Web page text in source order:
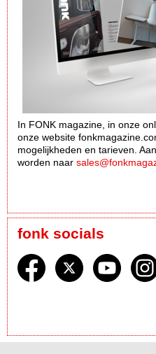
In FONK magazine, in onze
onze website
mogelijkheden en tarieven.
worden naar
fonk socials